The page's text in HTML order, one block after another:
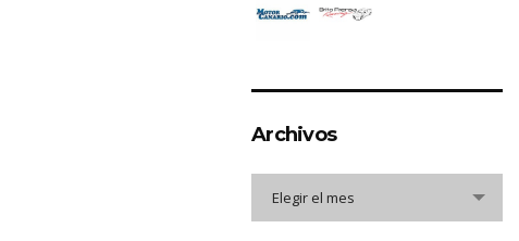
Archivos
Elegir el mes